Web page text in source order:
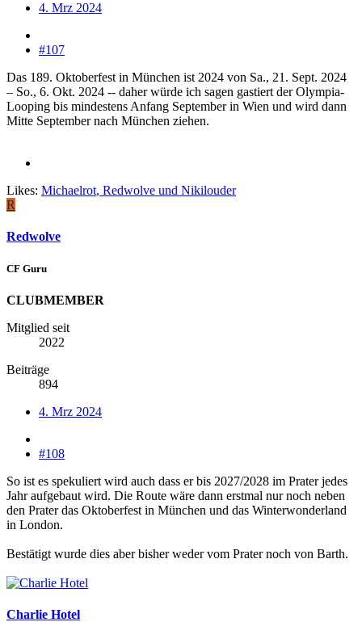
4. Mrz 2024
#107
Das 189. Oktoberfest in München ist 2024 von Sa., 21. Sept. 2024
– So., 6. Okt. 2024 -- daher würde ich sagen gastiert der Olympia-
Looping bis mindestens Anfang September in Wien und wird dann
Mitte September nach München ziehen.
Likes: Michaelrot, Redwolve und Nikilouder
R
Redwolve
CF Guru
CLUBMEMBER
Mitglied seit
2022
Beiträge
894
4. Mrz 2024
#108
So ist es spekuliert wird auch dass er bis 2027/2028 im Prater jedes
Jahr aufgebaut wird. Die Route wäre dann erstmal nur noch neben
den Prater das Oktoberfest in München und das Winterwonderland
in London.
Bestätigt wurde dies aber bisher weder vom Prater noch von Barth.
Charlie Hotel